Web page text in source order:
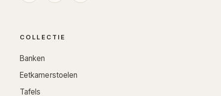
COLLECTIE
Banken
Eetkamerstoelen
Tafels